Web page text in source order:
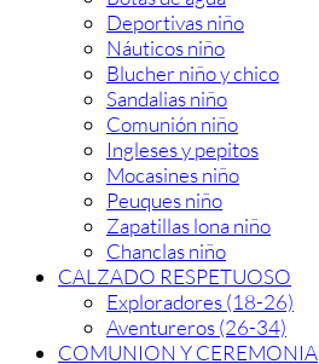
Deportivas niño
Náuticos niño
Blucher niño y chico
Sandalias niño
Comunión niño
Ingleses y pepitos
Mocasines niño
Peuques niño
Zapatillas lona niño
Chanclas niño
CALZADO RESPETUOSO
Exploradores (18-26)
Aventureros (26-34)
COMUNION Y CEREMONIA